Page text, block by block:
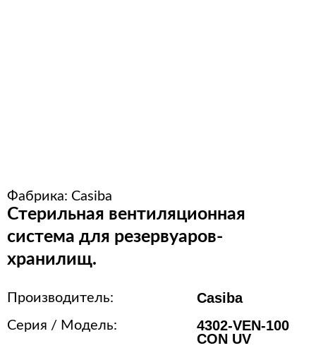
Фабрика: Casiba
Стерильная вентиляционная
система для резервуаров-
хранилищ.
Производитель: Casiba
Серия / Модель:
4302-VEN-100
CON UV